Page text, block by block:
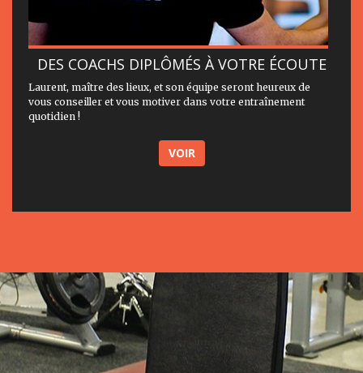
DES COACHS DIPLÔMÉS À VOTRE ÉCOUTE
Laurent, maître des lieux, et son équipe seront heureux de
vous conseiller et vous motiver dans votre entraînement
quotidien !
VOIR